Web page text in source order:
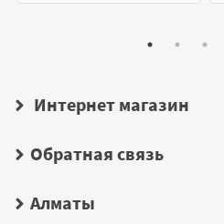
Интернет магазин
Обратная связь
Алматы